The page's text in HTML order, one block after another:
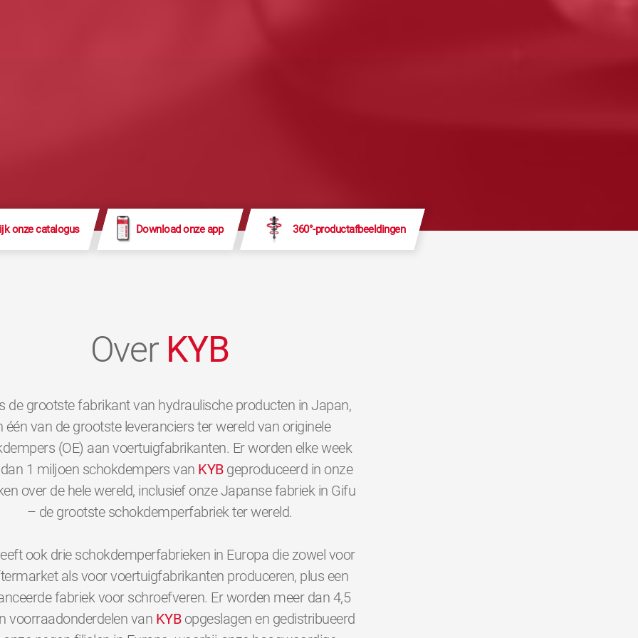
onze catalogus Download onze app 360°-productafbeeldingen
Over KYB
de grootste fabrikant van hydraulische producten in Japan,
één van de grootste leveranciers ter wereld van originele
(OE) aan voertuigfabrikanten. Er worden elke week
1 miljoen schokdempers van KYBgeproduceerd in onze
over de hele wereld, inclusief onze Japanse fabriek in Gifu
– de grootste schokdemperfabriek ter wereld.
ook drie schokdemperfabrieken in Europa die zowel voor
als voor voertuigfabrikanten produceren, plus een
fabriek voor schroefveren. Er worden meer dan 4,5
voorraadonderdelen van KYBopgeslagen en gedistribueerd